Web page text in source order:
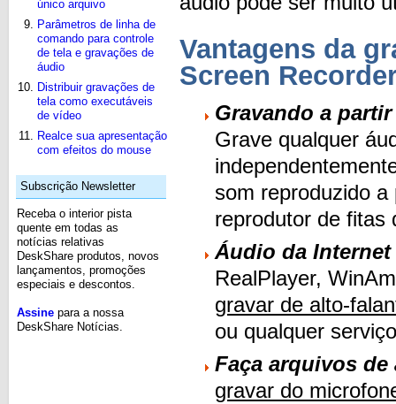
único arquivo
Parâmetros de linha de
comando para controle
de tela e gravações de
áudio
Distribuir gravações de
tela como executáveis ​​
de vídeo
Realce sua apresentação
com efeitos do mouse
Subscrição Newsletter
Receba o interior pista
quente em todas as
notícias relativas
DeskShare produtos, novos
lançamentos, promoções
especiais e descontos.
Assine para a nossa
DeskShare Notícias.
Vantagens da
Screen
Gravando a
Grave qualquer
som reproduzido
reprodutor de fitas
Áudio da Internet
RealPlayer,
gravar de alto-
ou qualquer
Faça arquivos
gravar do